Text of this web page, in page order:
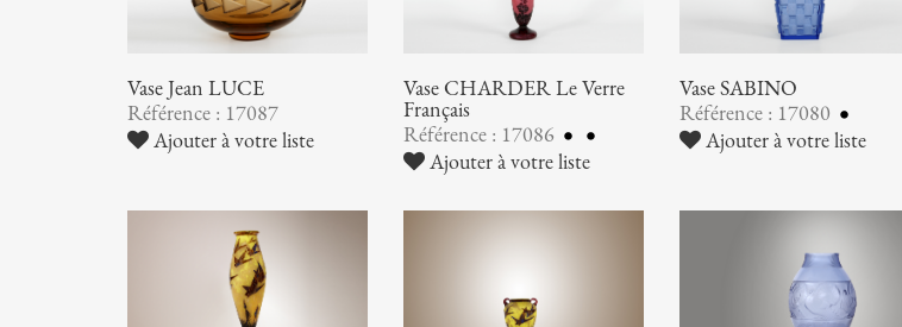
Vase Jean LUCE
Référence : 17087
Ajouter à votre liste
Vase CHARDER Le Verre
Français
Référence : 17086
Ajouter à votre liste
Vase SABINO
Référence : 17080
Ajouter à votre liste